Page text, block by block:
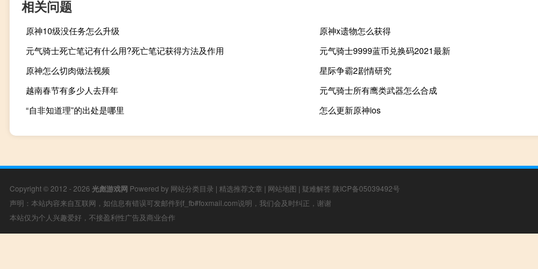
相关问题
原神10级没任务怎么升级
原神x遗物怎么获得
元气骑士死亡笔记有什么用?死亡笔记获得方法及作用
元气骑士9999蓝币兑换码2021最新
原神怎么切肉做法视频
星际争霸2剧情研究
越南春节有多少人去拜年
元气骑士所有鹰类武器怎么合成
“自非知道理”的出处是哪里
怎么更新原神ios
Copyright © 2012 - 2026 光彪游戏网 Powered by 网站分类目录 | 精选推荐文章 | 网站地图 | 疑难解答 陕ICP备05039492号
声明：本站内容来自互联网，如信息有错误可发邮件到f_fb#foxmail.com说明，我们会及时纠正，谢谢
本站仅为个人兴趣爱好，不接盈利性广告及商业合作